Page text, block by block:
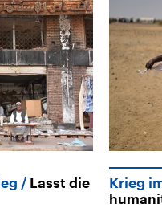
Lasst die
Krieg